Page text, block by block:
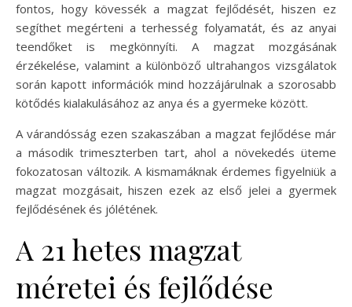
fontos, hogy kövessék a magzat fejlődését, hiszen ez
segíthet megérteni a terhesség folyamatát, és az anyai
teendőket is megkönnyíti. A magzat mozgásának
érzékelése, valamint a különböző ultrahangos vizsgálatok
során kapott információk mind hozzájárulnak a szorosabb
kötődés kialakulásához az anya és a gyermeke között.
A várandósság ezen szakaszában a magzat fejlődése már
a második trimeszterben tart, ahol a növekedés üteme
fokozatosan változik. A kismamáknak érdemes figyelniük a
magzat mozgásait, hiszen ezek az első jelei a gyermek
fejlődésének és jólétének.
A 21 hetes magzat
méretei és fejlődése